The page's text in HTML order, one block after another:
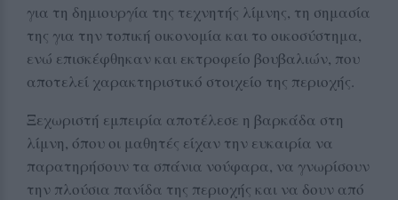
για τη δημιουργία της τεχνητής λίμνης, τη σημασία
της για την τοπική οικονομία και το οικοσύστημα,
ενώ επισκέφθηκαν και εκτροφείο βουβαλιών, που
αποτελεί χαρακτηριστικό στοιχείο της περιοχής.
Ξεχωριστή εμπειρία αποτέλεσε η βαρκάδα στη
λίμνη, όπου οι μαθητές είχαν την ευκαιρία να
παρατηρήσουν τα σπάνια νούφαρα, να γνωρίσουν
την πλούσια πανίδα της περιοχής και να δουν από